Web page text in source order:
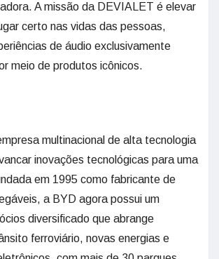
A missão da DEVIALET é elevar
certo nas vidas das pessoas,
de áudio exclusivamente
meio de produtos icônicos.
multinacional de alta tecnologia
inovações tecnológicas para uma
em 1995 como fabricante de
a BYD agora possui um
diversificado que abrange
ferroviário, novas energias e